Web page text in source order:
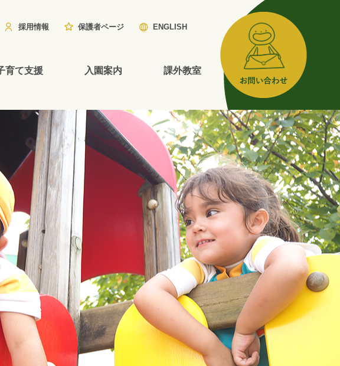
採用情報 保護者ページ ENGLISH
育て支援 入園案内 課外教室